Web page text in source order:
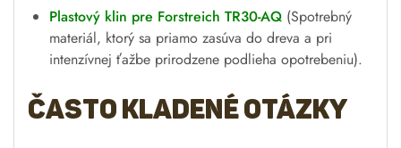
Plastový klin pre Forstreich TR30-AQ (Spotrebný
materiál, ktorý sa priamo zasúva do dreva a pri
intenzívnej ťažbe prirodzene podlieha opotrebeniu).
Často kladené otázky